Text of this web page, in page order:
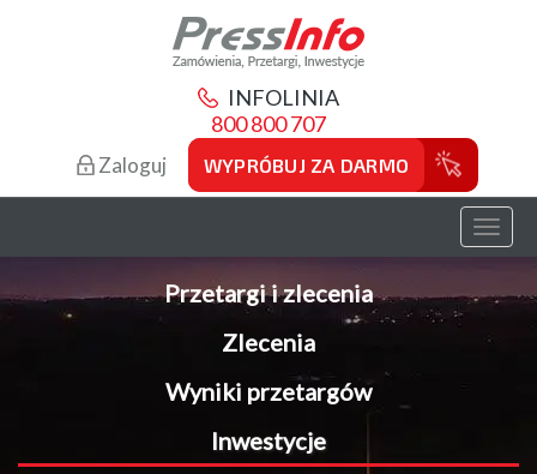
INFOLINIA
800 800 707
Zaloguj WYPRÓBUJ ZA DARMO
Toggle
Przetargi i zlecenia
Zlecenia
Wyniki przetargów
Inwestycje